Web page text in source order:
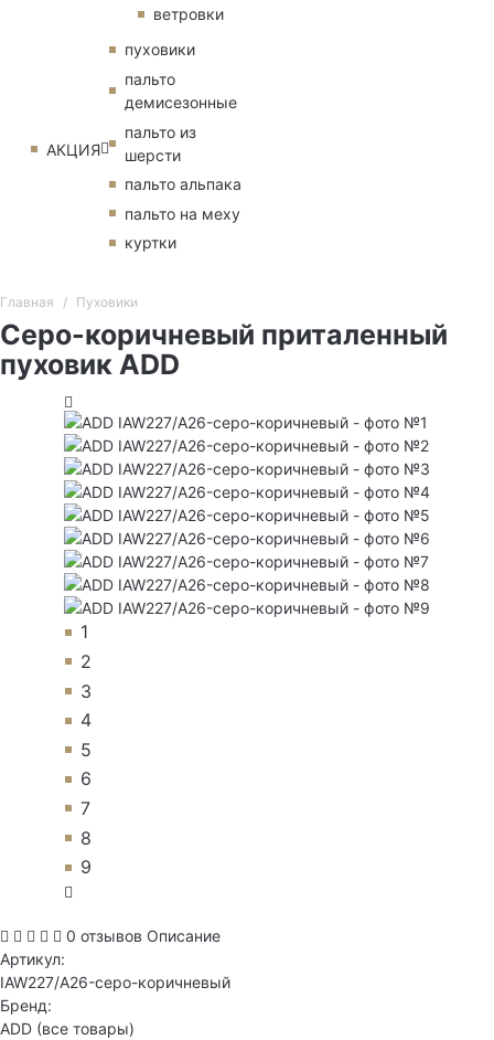
ветровки
АКЦИЯ
пуховики
пальто
демисезонные
пальто из
шерсти
пальто альпака
пальто на меху
куртки
Главная Пуховики
Серо-коричневый приталенный
пуховик ADD
1
2
3
4
5
6
7
8
9
0 отзывов Описание
Артикул:
IAW227/A26-серо-коричневый
Бренд:
ADD (все товары)